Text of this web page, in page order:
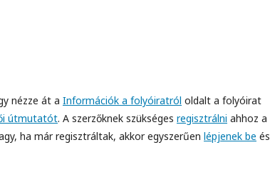
nézze át a Információk a folyóiratról oldalt a folyóirat
útmutatót. A szerzőknek szükséges regisztrálni ahhoz a
ha már regisztráltak, akkor egyszerűen lépjenek be és